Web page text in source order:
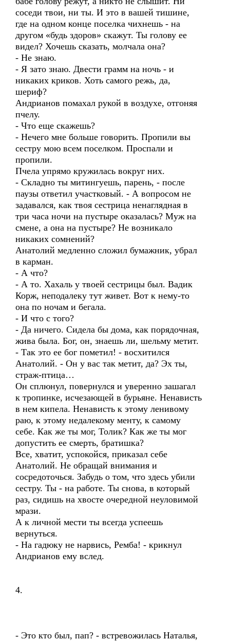
соседи твои, ни ты. И это в вашей тишине,
где на одном конце поселка чихнешь - на
другом «будь здоров» скажут. Ты голову ее
видел? Хочешь сказать, молчала она?
- Не знаю.
- Я зато знаю. Двести грамм на ночь - и
никаких криков. Хоть самого режь, да,
шериф?
Андрианов помахал рукой в воздухе, отгоняя
пчелу.
- Что еще скажешь?
- Нечего мне больше говорить. Пропили вы
сестру мою всем поселком. Проспали и
пропили.
Пчела упрямо кружилась вокруг них.
- Складно ты митингуешь, парень, - после
паузы ответил участковый. - А вопросом не
задавался, как твоя сестрица ненаглядная в
три часа ночи на пустыре оказалась? Муж на
смене, а она на пустыре? Не возникало
никаких сомнений?
Анатолий медленно сложил бумажник, убрал
в карман.
- А что?
- А то. Хахаль у твоей сестрицы был. Вадик
Корж, неподалеку тут живет. Вот к нему-то
она по ночам и бегала.
- И что с того?
- Да ничего. Сидела бы дома, как порядочная,
жива была. Бог, он, знаешь ли, шельму метит.
- Так это ее бог пометил! - восхитился
Анатолий. - Он у вас так метит, да? Эх ты,
страж-птица…
Он сплюнул, повернулся и уверенно зашагал
к тропинке, исчезающей в бурьяне. Ненависть
в нем кипела. Ненависть к этому ленивому
раю, к этому недалекому менту, к самому
себе. Как же ты мог, Толик? Как же ты мог
допустить ее смерть, братишка?
Все, хватит, успокойся, приказал себе
Анатолий. Не обращай внимания и
сосредоточься. Забудь о том, что здесь убили
сестру. Ты - на работе. Ты снова, в который
раз, сидишь на хвосте очередной неуловимой
мрази.
А к личной мести ты всегда успеешь
вернуться.
- На гадюку не нарвись, Ремба! - крикнул
Андрианов ему вслед.
4.
- Это кто был, пап? - встревожилась Наталья,